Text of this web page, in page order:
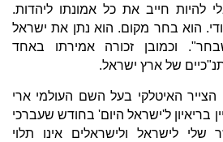
להיות חייב את כל אמונתו ליהדות.
הוא בחר מקום. הוא נתן את ישראל
וכמובן זכורה אמירתו באחד
של ארץ ישראל.
האיטלקי בעל השם העולמי ארי
בריאיון ל'ישראל היום' בחודש שעברכי
שלי לישראל ולישראלים אינו תלוי